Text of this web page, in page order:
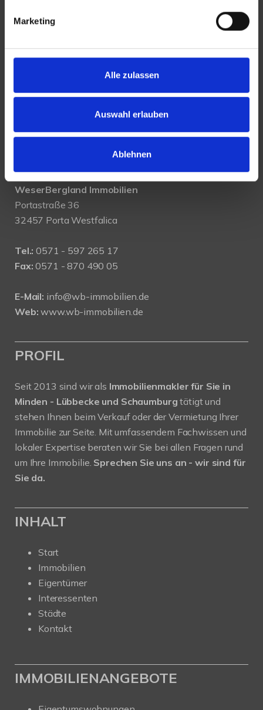
Marketing
Alle zulassen
Auswahl erlauben
Ablehnen
WeserBergland Immobilien
Portastraße 36
32457 Porta Westfalica
Tel.: 0571 - 597 265 17
Fax: 0571 - 870 490 05
E-Mail: info@wb-immobilien.de
Web: www.wb-immobilien.de
PROFIL
Seit 2013 sind wir als Immobilienmakler für Sie in
Minden - Lübbecke und Schaumburgtätigt und
stehen Ihnen beim Verkauf oder der Vermietung Ihrer
Immobilie zur Seite. Mit umfassendem Fachwissen und
lokaler Expertise beraten wir Sie bei allen Fragen rund
um Ihre Immobilie. Sprechen Sie uns an - wir sind für
Sie da.
INHALT
Start
Immobilien
Eigentümer
Interessenten
Städte
Kontakt
IMMOBILIENANGEBOTE